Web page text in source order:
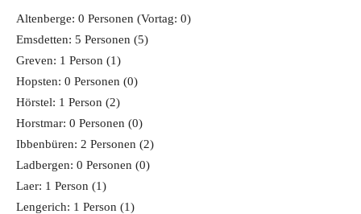
Altenberge: 0 Personen (Vortag: 0)
Emsdetten: 5 Personen (5)
Greven: 1 Person (1)
Hopsten: 0 Personen (0)
Hörstel: 1 Person (2)
Horstmar: 0 Personen (0)
Ibbenbüren: 2 Personen (2)
Ladbergen: 0 Personen (0)
Laer: 1 Person (1)
Lengerich: 1 Person (1)